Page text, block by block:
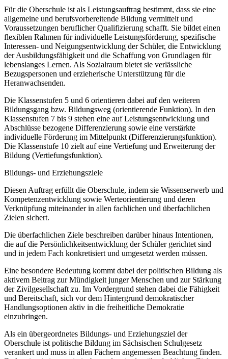
Für die Oberschule ist als Leistungsauftrag bestimmt, dass sie eine
allgemeine und berufsvorbereitende Bildung vermittelt und
Voraussetzungen beruflicher Qualifizierung schafft. Sie bildet einen
flexiblen Rahmen für individuelle Leistungsförderung, spezifische
Interessen- und Neigungsentwicklung der Schüler, die Entwicklung
der Ausbildungsfähigkeit und die Schaffung von Grundlagen für
lebenslanges Lernen. Als Sozialraum bietet sie verlässliche
Bezugspersonen und erzieherische Unterstützung für die
Heranwachsenden.
Die Klassenstufen 5 und 6 orientieren dabei auf den weiteren
Bildungsgang bzw. Bildungsweg (orientierende Funktion). In den
Klassenstufen 7 bis 9 stehen eine auf Leistungsentwicklung und
Abschlüsse bezogene Differenzierung sowie eine verstärkte
individuelle Förderung im Mittelpunkt (Differenzierungsfunktion).
Die Klassenstufe 10 zielt auf eine Vertiefung und Erweiterung der
Bildung (Vertiefungsfunktion).
Bildungs- und Erziehungsziele
Diesen Auftrag erfüllt die Oberschule, indem sie Wissenserwerb und
Kompetenzentwicklung sowie Werteorientierung und deren
Verknüpfung miteinander in allen fachlichen und überfachlichen
Zielen sichert.
Die überfachlichen Ziele beschreiben darüber hinaus Intentionen,
die auf die Persönlichkeitsentwicklung der Schüler gerichtet sind
und in jedem Fach konkretisiert und umgesetzt werden müssen.
Eine besondere Bedeutung kommt dabei der politischen Bildung als
aktivem Beitrag zur Mündigkeit junger Menschen und zur Stärkung
der Zivilgesellschaft zu. Im Vordergrund stehen dabei die Fähigkeit
und Bereitschaft, sich vor dem Hintergrund demokratischer
Handlungsoptionen aktiv in die freiheitliche Demokratie
einzubringen.
Als ein übergeordnetes Bildungs- und Erziehungsziel der
Oberschule ist politische Bildung im Sächsischen Schulgesetz
verankert und muss in allen Fächern angemessen Beachtung finden.